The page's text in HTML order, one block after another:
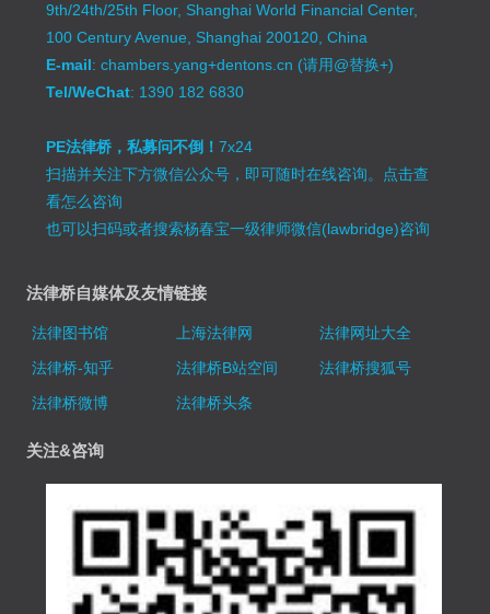
9th/24th/25th Floor, Shanghai World Financial Center,
100 Century Avenue, Shanghai 200120, China
E-mail: chambers.yang+dentons.cn (请用@替换+)
Tel/WeChat: 1390 182 6830
PE法律桥，私募问不倒！7x24
扫描并关注下方微信公众号，即可随时在线咨询。 点击查
看怎么咨询
也可以扫码或者搜索杨春宝一级律师微信(lawbridge)咨询
法律桥自媒体及友情链接
法律图书馆 上海法律网
法律网址大全
法律桥-知乎
法律桥B站空间
法律桥搜狐号
法律桥微博
法律桥头条
关注&咨询